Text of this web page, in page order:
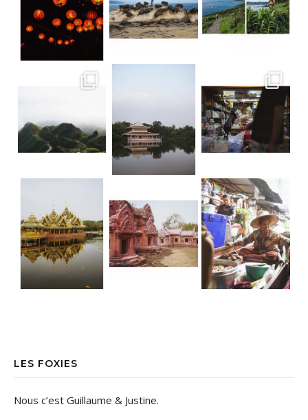
LES FOXIES
Nous c’est Guillaume & Justine.